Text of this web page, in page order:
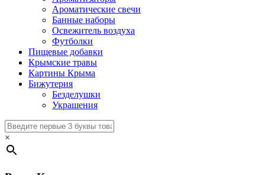
Ароматические свечи
Банные наборы
Освежитель воздуха
Футболки
Пищевые добавки
Крымские травы
Картины Крыма
Бижутерия
Безделушки
Украшения
×